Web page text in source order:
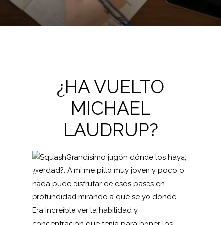
¿HA VUELTO
MICHAEL
LAUDRUP?
Grandísimo jugón dónde los haya,
¿verdad?. A mi me pilló muy joven y poco o
nada pude disfrutar de esos pases en
profundidad mirando a qué se yo dónde.
Era increíble ver la habilidad y